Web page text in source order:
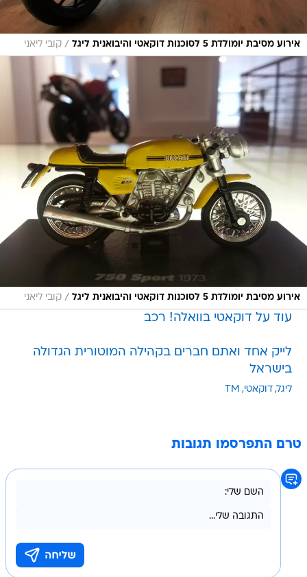
אירוע מסיבת יומולדת 5 לסוכנות דוקאטי והיבואנית ליגל / קובי ליאני
אירוע מסיבת יומולדת 5 לסוכנות דוקאטי והיבואנית ליגל / קובי ליאני
עוד על דוקאטי בוואלה! רכב
לייק אחד ואתם חברים בקהילה המוטורית הגדולה
בישראל
ליגל דוקאטי TM
טרם התפרסמו תגובות